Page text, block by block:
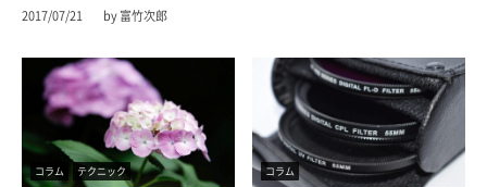
2017/07/21 by 富竹次郎
コラム テクニック コラム